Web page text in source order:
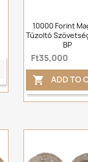
10000 Forint
Tűzoltó
BP
Ft35,000
 ADD TO